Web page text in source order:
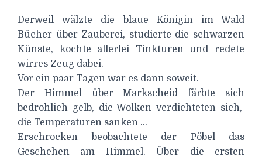
Derweil wälzte die blaue Königin im Wald
Bücher über Zauberei, studierte die schwarzen
Künste, kochte allerlei Tinkturen und redete
wirres Zeug dabei.
Vor ein paar Tagen war es dann soweit.
Der Himmel über Markscheid färbte sich
bedrohlich gelb, die Wolken verdichteten sich,
die Temperaturen sanken …
Erschrocken beobachtete der Pöbel das
Geschehen am Himmel. Über die ersten